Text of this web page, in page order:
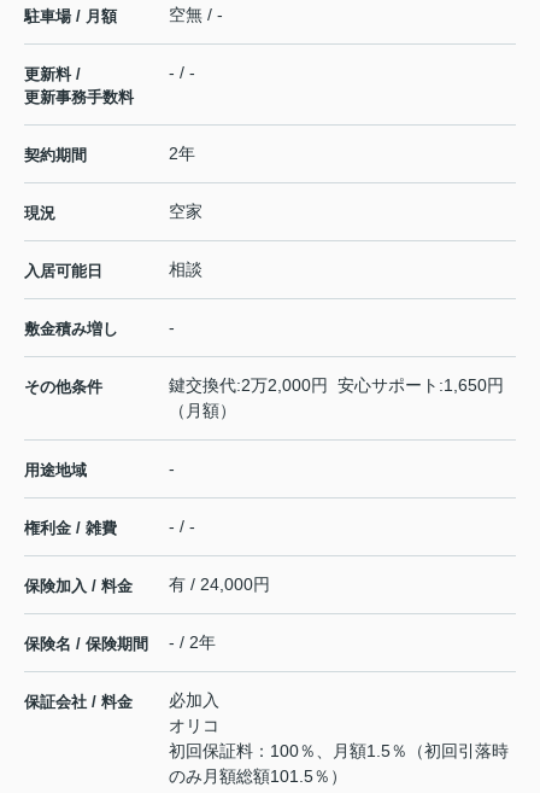
駐車場 / 月額 空無 / -
更新料 /
更新事務手数料
- / -
契約期間 2年
現況 空家
入居可能日 相談
敷金積み増し -
その他条件
鍵交換代:2万2,000円 安心サポート:1,650円
（月額）
用途地域 -
権利金 / 雑費 - / -
保険加入 / 料金 有 / 24,000円
保険名 / 保険期間 - / 2年
保証会社 / 料金
必加入
オリコ
初回保証料：100％、月額1.5％（初回引落時
のみ月額総額101.5％）